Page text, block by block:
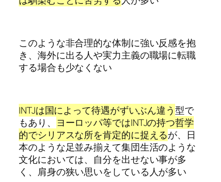
このような非合理的な体制に強い反感を抱
き、海外に出る人や実力主義の職場に転職
する場合も少なくない
INTJは国によって待遇がずいぶん違う型で
もあり、 ヨーロッパ等ではINTJの持つ哲学
的でシリアスな所を肯定的に捉えるが、日
本のような足並み揃えて集団生活のような
文化においては、自分を出せない事が多
く、肩身の狭い思いをしている人が多い